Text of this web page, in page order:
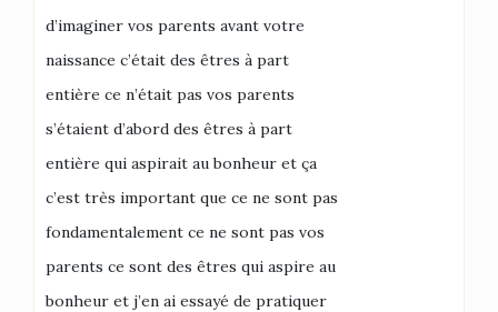
d’imaginer vos parents avant votre
naissance c’était des êtres à part
entière ce n’était pas vos parents
s’étaient d’abord des êtres à part
entière qui aspirait au bonheur et ça
c’est très important que ce ne sont pas
fondamentalement ce ne sont pas vos
parents ce sont des êtres qui aspire au
bonheur et j’en ai essayé de pratiquer